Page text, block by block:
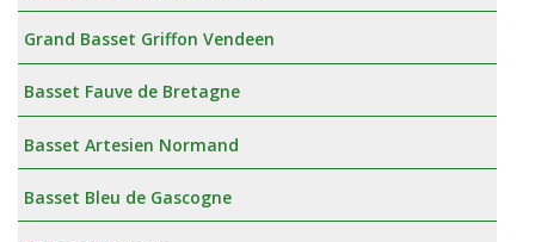
Grand Basset Griffon Vendeen
Basset Fauve de Bretagne
Basset Artesien Normand
Basset Bleu de Gascogne